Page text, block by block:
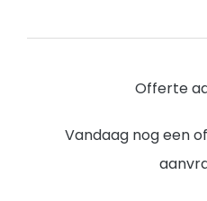
Offerte
Vandaag nog een